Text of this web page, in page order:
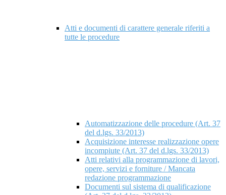
Atti e documenti di carattere generale riferiti a
tutte le procedure
Automatizzazione delle procedure (Art. 37
del d.lgs. 33/2013)
Acquisizione interesse realizzazione opere
incompiute (Art. 37 del d.lgs. 33/2013)
Atti relativi alla programmazione di lavori,
opere, servizi e forniture / Mancata
redazione programmazione
Documenti sul sistema di qualificazione